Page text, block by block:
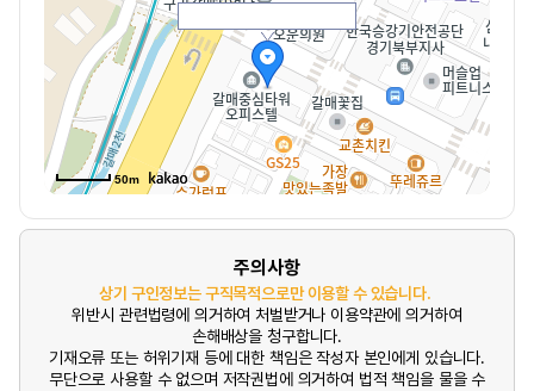
50m
주의사항
상기 구인정보는 구직목적으로만 이용할 수 있습니다.
위반시 관련법령에 의거하여 처벌받거나 이용약관에 의거하여
손해배상을 청구합니다.
기재오류 또는 허위기재 등에 대한 책임은 작성자 본인에게 있습니다.
무단으로 사용할 수 없으며 저작권법에 의거하여 법적 책임을 물을 수